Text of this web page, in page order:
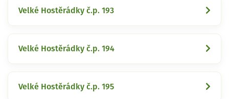
Velké Hostěrádky č.p. 193
Velké Hostěrádky č.p. 194
Velké Hostěrádky č.p. 195